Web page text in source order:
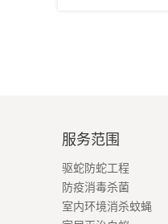
服务范围
驱蛇防蛇工程
防疫消毒杀菌
室内环境消杀蚊蝇